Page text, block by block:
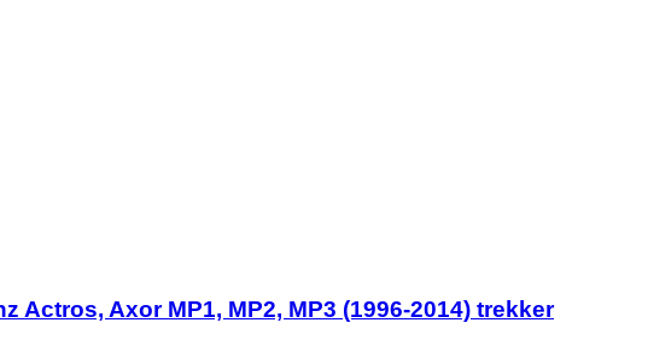
Actros, Axor MP1, MP2, MP3 (1996-2014) trekker